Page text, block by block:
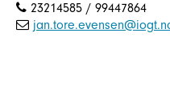
23214585 / 99447864